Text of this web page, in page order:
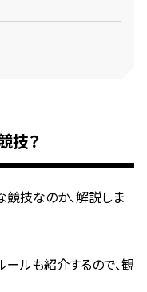
技？
競技なのか、解説しま
ールも紹介するので、観